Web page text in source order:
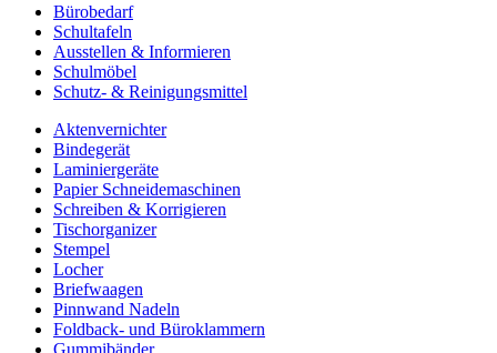
Bürobedarf
Schultafeln
Ausstellen & Informieren
Schulmöbel
Schutz- & Reinigungsmittel
Aktenvernichter
Bindegerät
Laminiergeräte
Papier Schneidemaschinen
Schreiben & Korrigieren
Tischorganizer
Stempel
Locher
Briefwaagen
Pinnwand Nadeln
Foldback- und Büroklammern
Gummibänder